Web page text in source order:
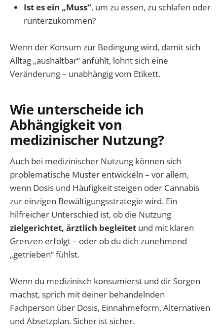
Ist es ein „Muss“, um zu essen, zu schlafen oder
runterzukommen?
Wenn der Konsum zur Bedingung wird, damit sich
Alltag „aushaltbar“ anfühlt, lohnt sich eine
Veränderung – unabhängig vom Etikett.
Wie unterscheide ich
Abhängigkeit von
medizinischer Nutzung?
Auch bei medizinischer Nutzung können sich
problematische Muster entwickeln – vor allem,
wenn Dosis und Häufigkeit steigen oder Cannabis
zur einzigen Bewältigungsstrategie wird. Ein
hilfreicher Unterschied ist, ob die Nutzung
zielgerichtet, ärztlich begleitet und mit klaren
Grenzen erfolgt – oder ob du dich zunehmend
„getrieben“ fühlst.
Wenn du medizinisch konsumierst und dir Sorgen
machst, sprich mit deiner behandelnden
Fachperson über Dosis, Einnahmeform, Alternativen
und Absetzplan. Sicher ist sicher.